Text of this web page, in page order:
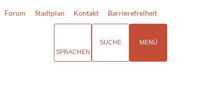
Forum Stadtplan Kontakt Barrierefreiheit
SPRACHEN
SUCHE MENÜ